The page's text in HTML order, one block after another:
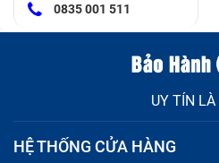
0835 001 511
UY TÍN LÀ
HỆ THỐNG CỬA HÀNG